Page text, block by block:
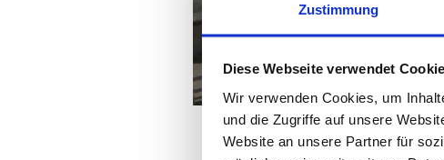
Zustimmung
Diese Webseite verwendet
Wir verwenden Cookies, um
und die Zugriffe auf unsere
Website an unsere Partner für